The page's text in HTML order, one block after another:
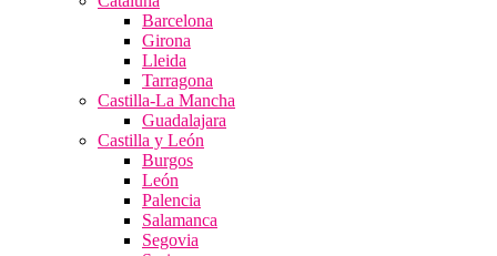
Barcelona
Girona
Lleida
Tarragona
Castilla-La Mancha
Guadalajara
Castilla y León
Burgos
León
Palencia
Salamanca
Segovia